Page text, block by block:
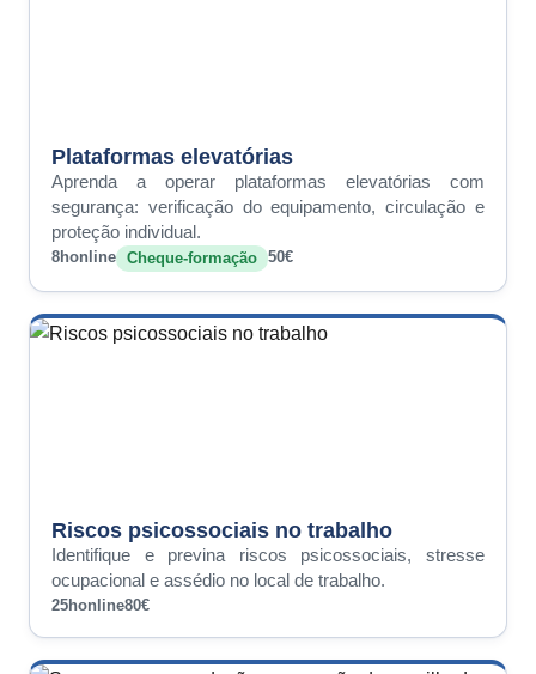
Plataformas elevatórias
Aprenda a operar plataformas elevatórias com
segurança: verificação do equipamento, circulação e
proteção individual.
8honline Cheque-formação 50€
Riscos psicossociais no trabalho
Identifique e previna riscos psicossociais, stresse
ocupacional e assédio no local de trabalho.
25honline80€